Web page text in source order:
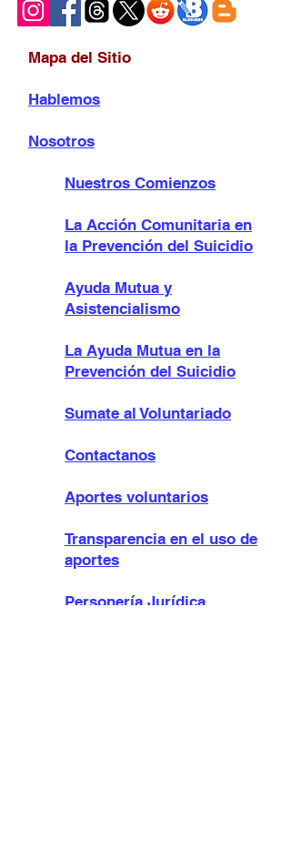
Mapa del Sitio
Hablemos
Nosotros
Nuestros Comienzos
La Acción Comunitaria en
la Prevención del Suicidio
Ayuda Mutua y
Asistencialismo
La Ayuda Mutua en la
Prevención del Suicidio
Sumate al Voluntariado
Contactanos
Aportes voluntarios
Transparencia en el uso de
aportes
Personería Jurídica